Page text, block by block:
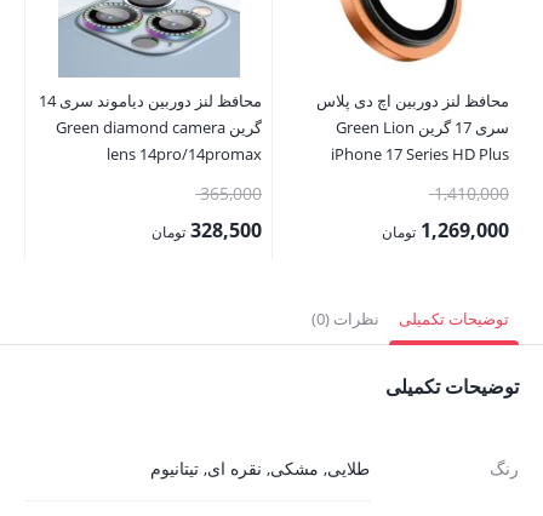
محافظ لنز دوربین اچ دی پلاس
سری 17 گرین Green Lion
iPhone 17 Series HD Plus
1,410,000قیمت
اصلی:1,269,000 تومان
1,269,000 تومان.
محافظ لنز دوربین دیاموند سری 14
گرین Green diamond camera
lens 14pro/14promax
365,000قیمت
اصلی:328,500 تومان
توضیحات تکمیلی نظرات (0)
توضیحات تکمیلی
رنگ طلایی, مشکی, نقره ای, تیتانیوم